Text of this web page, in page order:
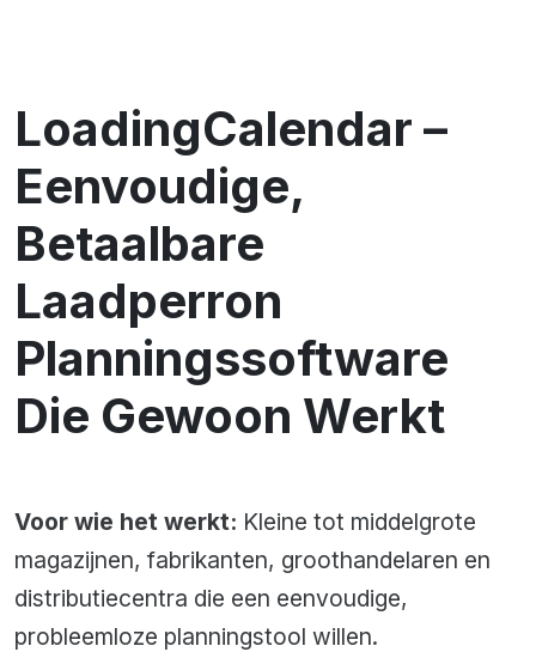
LoadingCalendar –
Eenvoudige,
Betaalbare
Laadperron
Planningssoftware
Die Gewoon Werkt
Voor wie het werkt: Kleine tot middelgrote
magazijnen, fabrikanten, groothandelaren en
distributiecentra die een eenvoudige,
probleemloze planningstool willen.